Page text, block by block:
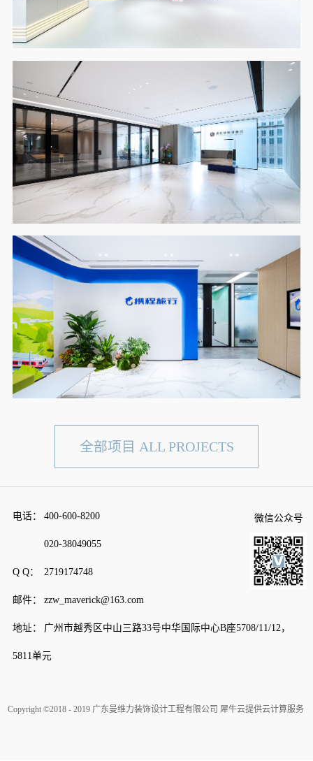
全部项目 ALL PROJECTS
电话： 400-600-8200
020-38049055
Q Q： 2719174748
邮件： zzw_maverick@163.com
地址： 广州市越秀区中山三路33号中华国际中心B座5708/11/12，
5811单元
微信公众号
Copyright ©2018 - 2019 广东曼维力装饰设计工程有限公司 犀牛云提供云计算服务